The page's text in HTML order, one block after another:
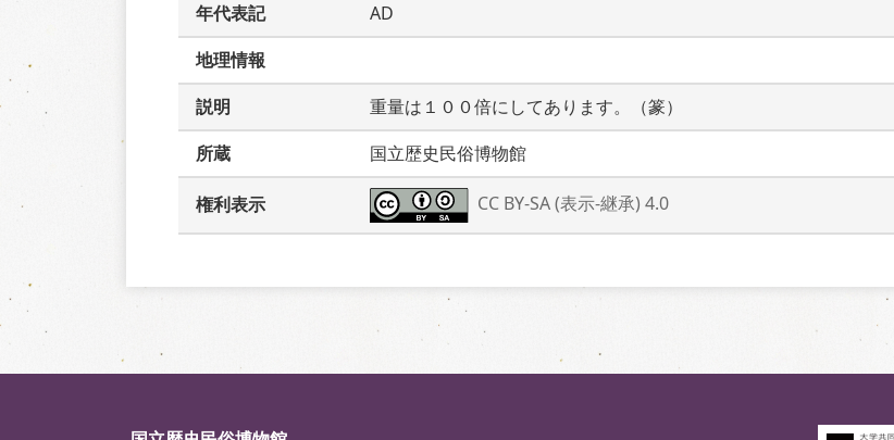
年代表記
AD
地理情報
説明
重量は１００倍にしてあります。（篆）
所蔵
国立歴史民俗博物館
権利表示 CC BY-SA (表示-継承) 4.0